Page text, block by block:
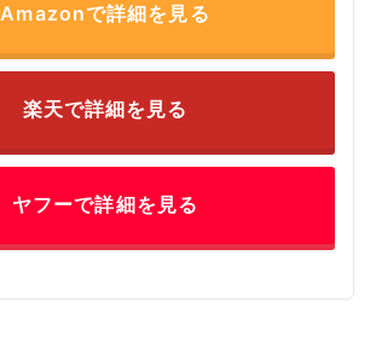
Amazonで詳細を見る
楽天で詳細を見る
ヤフーで詳細を見る